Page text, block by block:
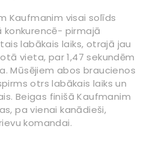
Kaufmanim visai solīds
pirmajā
labākais laiks, otrajā jau
vieta, par 1,47 sekundēm
Mūsējiem abos braucienos
otrs labākais laiks un
Beigas finišā Kaufmanim
pa vienai kanādieši,
komandai.